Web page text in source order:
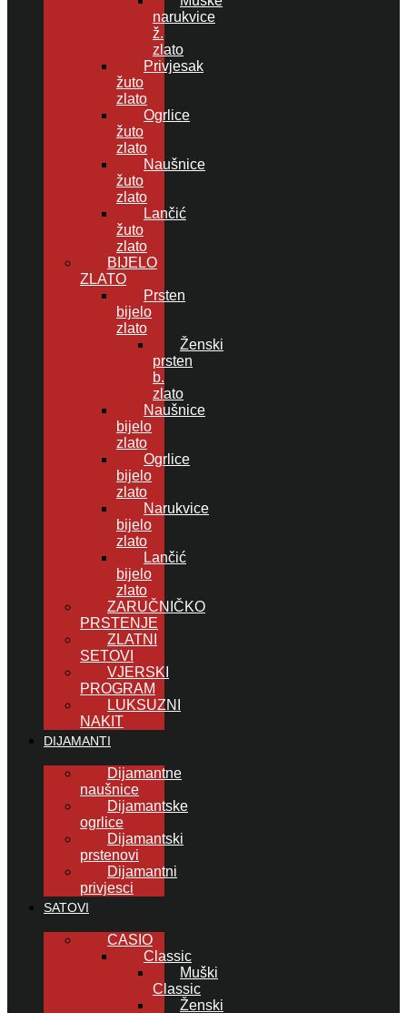
narukvice
ž.
zlato
Privjesak
žuto
zlato
Ogrlice
žuto
zlato
Naušnice
žuto
zlato
Lančić
žuto
zlato
BIJELO
ZLATO
Prsten
bijelo
zlato
Ženski
prsten
b.
zlato
Naušnice
bijelo
zlato
Ogrlice
bijelo
zlato
Narukvice
bijelo
zlato
Lančić
bijelo
zlato
ZARUČNIČKO
PRSTENJE
ZLATNI
SETOVI
VJERSKI
PROGRAM
LUKSUZNI
NAKIT
DIJAMANTI
Dijamantne
naušnice
Dijamantske
ogrlice
Dijamantski
prstenovi
Dijamantni
privjesci
SATOVI
CASIO
Classic
Muški
Classic
Ženski